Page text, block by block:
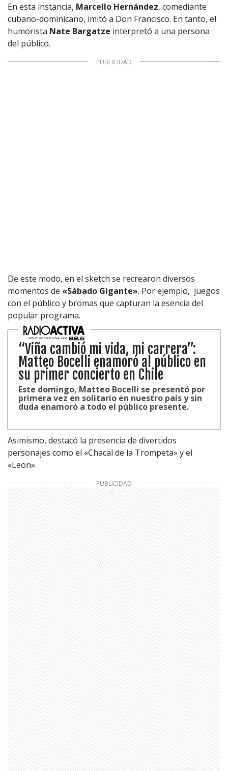
En esta instancia, Marcello Hernández, comediante
cubano-dominicano, imitó a Don Francisco. En tanto, el
humorista Nate Bargatze interpretó a una persona
del público.
De este modo, en el sketch se recrearon diversos
momentos de «Sábado Gigante». Por ejemplo, juegos
con el público y bromas que capturan la esencia del
popular programa.
“Viña cambió mi vida, mi carrera”:
Matteo Bocelli enamoró al público en
su primer concierto en Chile
Este domingo, Matteo Bocelli se presentó por
primera vez en solitario en nuestro país y sin
duda enamoró a todo el público presente.
Asimismo, destacó la presencia de divertidos
personajes como el «Chacal de la Trompeta» y el
«Leon».